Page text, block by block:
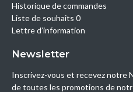
Historique de commandes
Liste de souhaits 0
Lettre d’information
Newsletter
Inscrivez-vous et recevez notre
de toutes les promotions de